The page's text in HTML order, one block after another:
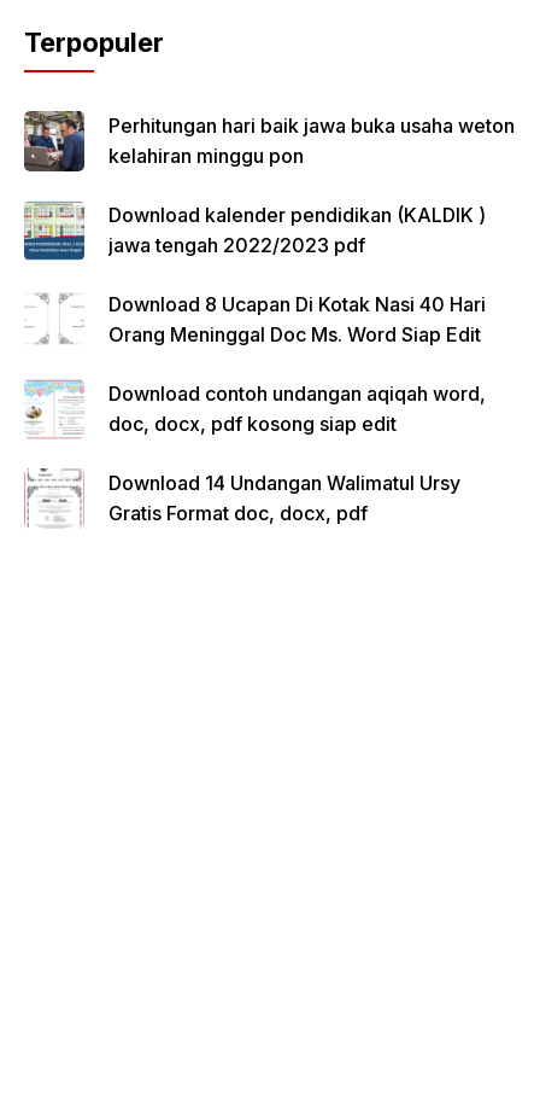
Terpopuler
Perhitungan hari baik jawa buka usaha weton
kelahiran minggu pon
Download kalender pendidikan (KALDIK )
jawa tengah 2022/2023 pdf
Download 8 Ucapan Di Kotak Nasi 40 Hari
Orang Meninggal Doc Ms. Word Siap Edit
Download contoh undangan aqiqah word,
doc, docx, pdf kosong siap edit
Download 14 Undangan Walimatul Ursy
Gratis Format doc, docx, pdf